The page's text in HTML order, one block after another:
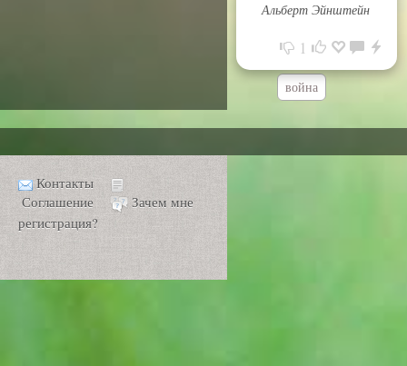
Альберт Эйнштейн
1
война
Контакты
Соглашение
Зачем мне
регистрация?